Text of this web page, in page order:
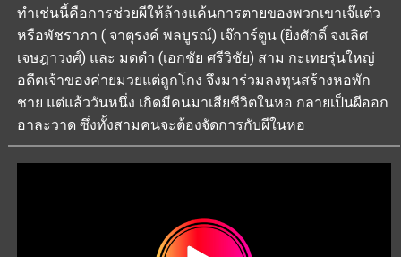
ทำเช่นนี้คือการช่วยผีให้ล้างแค้นการตายของพวกเขาเจ๊แต๋ว
หรือพัชราภา ( จาตุรงค์ พลบูรณ์) เจ๊การ์ตูน (ยิ่งศักดิ์ จงเลิศ
เจษฎาวงศ์) และ มดดำ (เอกชัย ศรีวิชัย) สาม กะเทยรุ่นใหญ่
อดีตเจ้าของค่ายมวยแต่ถูกโกง จึงมาร่วมลงทุนสร้างหอพัก
ชาย แต่แล้ววันหนึ่ง เกิดมีคนมาเสียชีวิตในหอ กลายเป็นผีออก
อาละวาด ซึ่งทั้งสามคนจะต้องจัดการกับผีในหอ